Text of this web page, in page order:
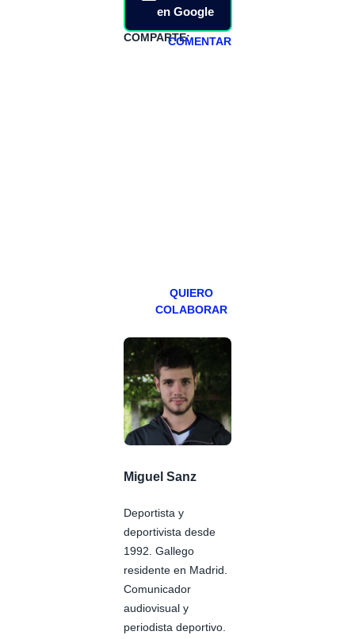
en Google
COMPARTE:COMENTAR
QUIERO
COLABORAR
Miguel Sanz
Deportista y
deportivista desde
1992. Gallego
residente en Madrid.
Comunicador
audiovisual y
periodista deportivo.